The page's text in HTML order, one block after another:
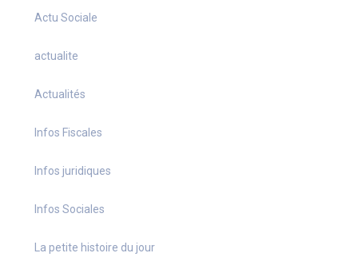
Actu Sociale
actualite
Actualités
Infos Fiscales
Infos juridiques
Infos Sociales
La petite histoire du jour